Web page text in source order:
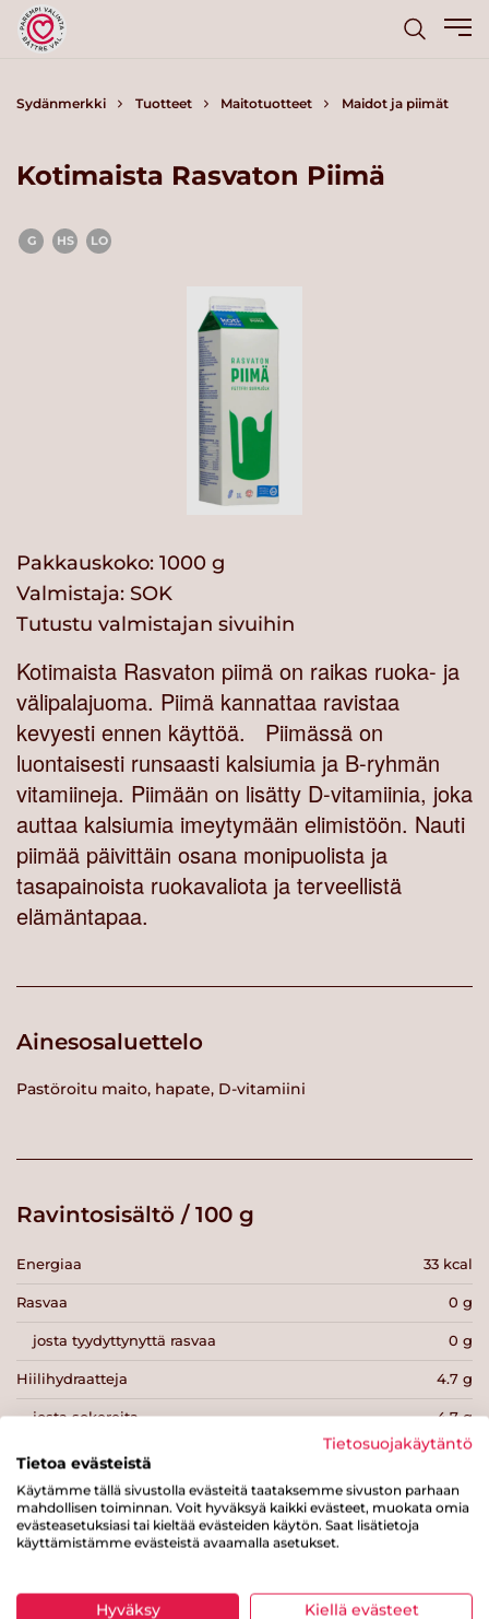
Sydänmerkki Tuotteet Maitotuotteet Maidot ja piimät
Kotimaista Rasvaton Piimä
G HS LO
Pakkauskoko: 1000 g
Valmistaja: SOK
Tutustu valmistajan sivuihin
Kotimaista Rasvaton piimä on raikas ruoka- ja
välipalajuoma. Piimä kannattaa ravistaa
kevyesti ennen käyttöä. Piimässä on
luontaisesti runsaasti kalsiumia ja B-ryhmän
vitamiineja. Piimään on lisätty D-vitamiinia, joka
auttaa kalsiumia imeytymään elimistöön. Nauti
piimää päivittäin osana monipuolista ja
tasapainoista ruokavaliota ja terveellistä
elämäntapaa.
Ainesosaluettelo
Pastöroitu maito, hapate, D-vitamiini
Ravintosisältö / 100 g
Energiaa 33 kcal
Rasvaa 0 g
josta tyydyttynyttä rasvaa 0 g
Hiilihydraatteja 4.7 g
josta sokereita 4.7 g
Kuitua 0 g
Proteiinia 3.3 g
Suolaa
Tietosuojakäytäntö
Tietoa evästeistä
Käytämme tällä sivustolla evästeitä taataksemme sivuston parhaan
mahdollisen toiminnan. Voit hyväksyä kaikki evästeet, muokata omia
evästeasetuksiasi tai kieltää evästeiden käytön. Saat lisätietoja
käyttämistämme evästeistä avaamalla asetukset.
Hyväksy Kiellä evästeet